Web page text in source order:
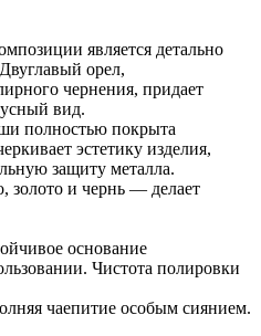
является детально
орел,
чернения, придает
вид.
полностью покрыта
эстетику изделия,
защиту металла.
золото и чернь — делает
основание
Чистота полировки
чаепитие особым сиянием.